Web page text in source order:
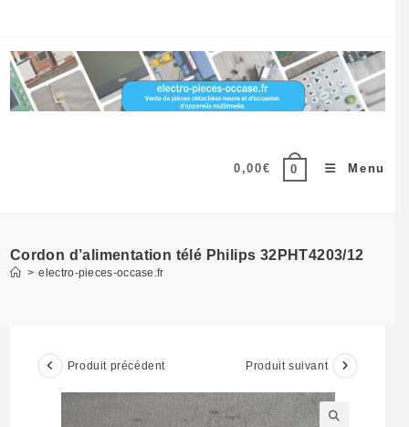
content
0,00€ 0 Menu
Cordon d’alimentation télé Philips 32PHT4203/12
> electro-pieces-occase.fr
Produit précédent Produit suivant